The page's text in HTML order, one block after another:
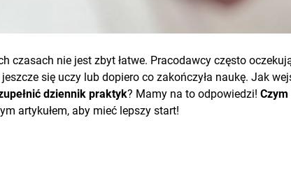
czasach nie jest zbyt łatwe. Pracodawcy często
się uczy lub dopiero co zakończyła naukę. Jak
dziennik praktyk? Mamy na to odpowiedzi!
artykułem, aby mieć lepszy start!